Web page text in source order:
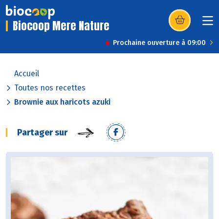
Biocoop Mere Nature (s’ouvre dans
Prochaine ouverture à 09:00
Accueil
Toutes nos recettes
Brownie aux haricots azuki
Partager sur